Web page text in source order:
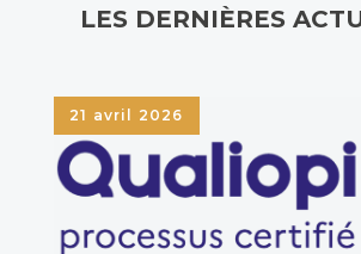
LES DERNIÈRES
21 avril 2026